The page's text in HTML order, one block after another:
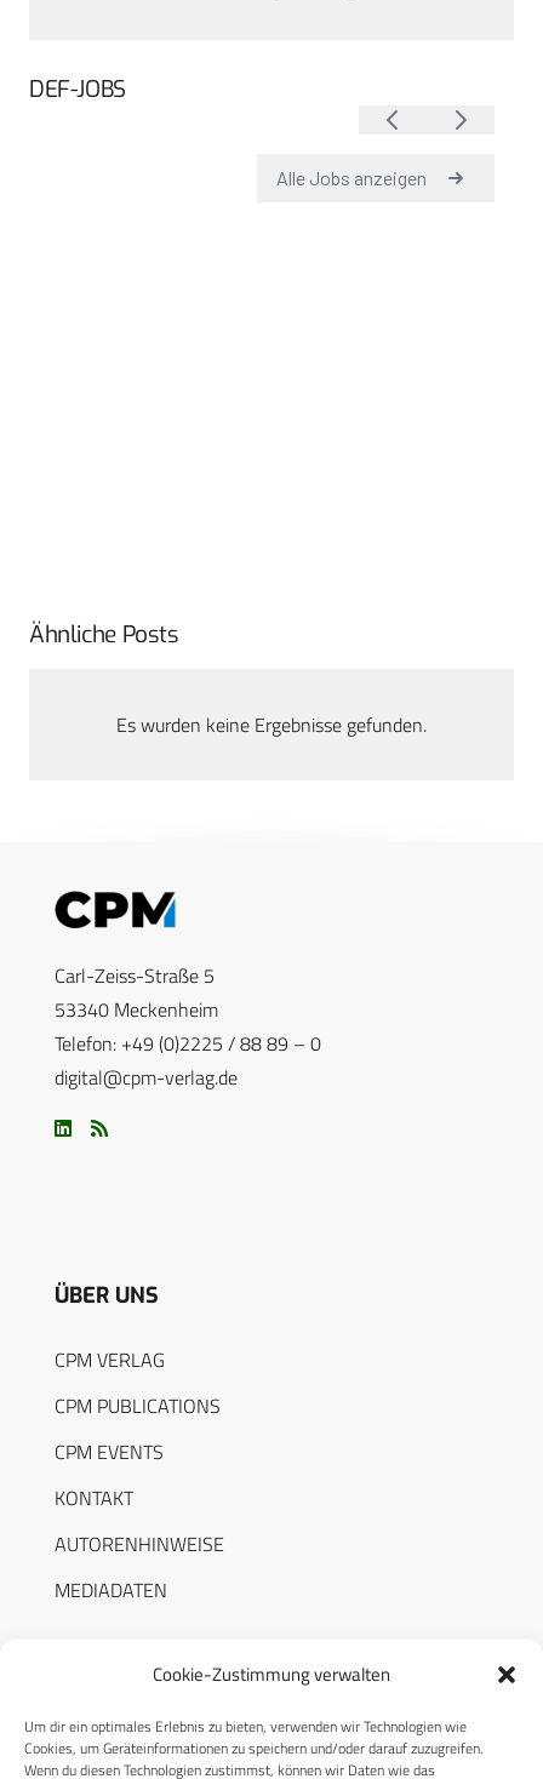
Cookie-Zustimmung verwalten
Um dir ein optimales Erlebnis zu bieten, verwenden wir Technologien wie
Cookies, um Geräteinformationen zu speichern und/oder darauf zuzugreifen.
Wenn du diesen Technologien zustimmst, können wir Daten wie das
DEF-JOBS
Ähnliche Posts
Es wurden keine Ergebnisse gefunden.
Carl-Zeiss-Straße 5
53340 Meckenheim
Telefon: +49 (0)2225 / 88 89 – 0
digital@cpm-verlag.de
ÜBER UNS
CPM VERLAG
CPM PUBLICATIONS
CPM EVENTS
KONTAKT
AUTORENHINWEISE
MEDIADATEN
RECHTLICHES